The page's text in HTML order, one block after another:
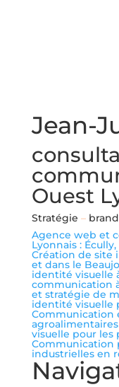
Jean-
Ouest
Stratégie –
Agence web et
Lyonnais :
Création de site
et dans le
identité visuelle
communication
et stratégie de
identité visuelle
Communication
agroalimentaires
visuelle pour les
Communication
industrielles en